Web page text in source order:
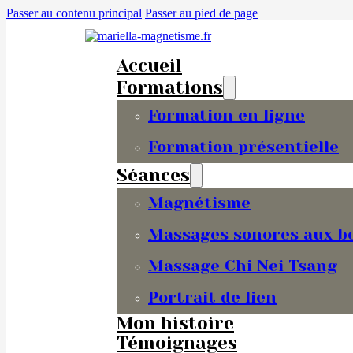
Passer au contenu principal Passer au pied de page
Accueil
Formations
Formation en ligne
Formation présentielle
Séances
Magnétisme
Massages sonores aux
Massage Chi Nei Tsang
Portrait de lien
Mon histoire
Témoignages